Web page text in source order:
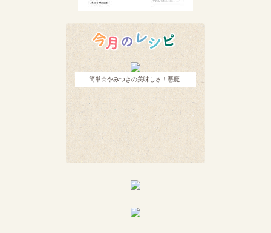
簡単☆やみつきの美味しさ！悪魔…